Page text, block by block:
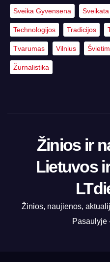
Sveika Gyvensena Sveikata
Technologijos Tradicijos
Tvarumas Vilnius
Žurnalistika
Žinios ir
Lietuvos
Žinios, naujienos,
Pasaulyje